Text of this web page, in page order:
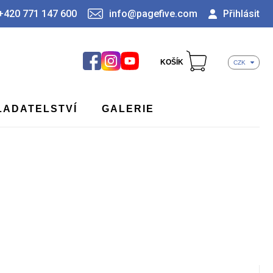
771 147 600 info@pagefive.com Přihlásit
KOŠÍK CZK
GALERIE